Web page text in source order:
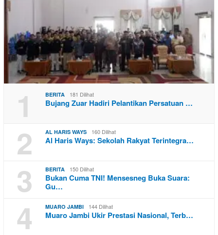
1 BERITA 181 Dilihat
Bujang Zuar Hadiri Pelantikan Persatuan …
2 AL HARIS WAYS 160 Dilihat
Al Haris Ways: Sekolah Rakyat Terintegra…
3 BERITA 150 Dilihat
Bukan Cuma TNI! Mensesneg Buka Suara:
Gu…
4 MUARO JAMBI 144 Dilihat
Muaro Jambi Ukir Prestasi Nasional, Terb…